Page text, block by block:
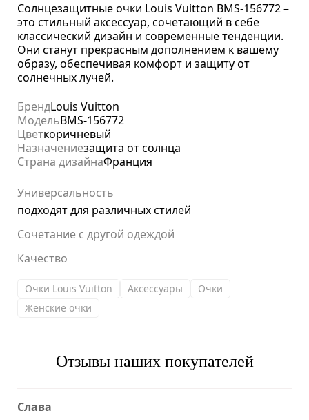
Солнцезащитные очки Louis Vuitton BMS-156772 –
это стильный аксессуар, сочетающий в себе
классический дизайн и современные тенденции.
Они станут прекрасным дополнением к вашему
образу, обеспечивая комфорт и защиту от
солнечных лучей.
БрендLouis Vuitton
МодельBMS-156772
Цветкоричневый
Назначениезащита от солнца
Страна дизайнаФранция
Универсальность
подходят для различных стилей
Сочетание с другой одеждой
Качество
Очки Louis Vuitton Аксессуары
Очки
Женские очки
Отзывы наших покупателей
Слава